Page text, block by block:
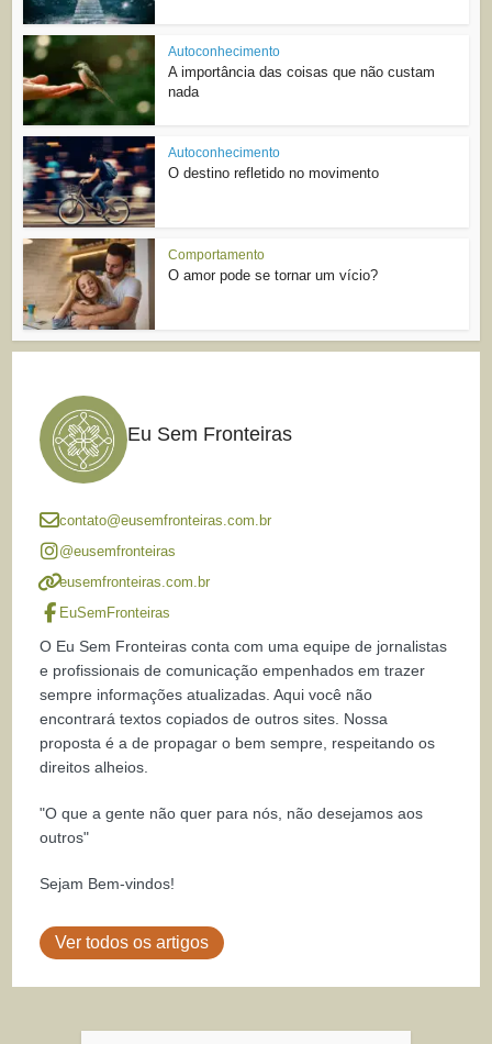
Autoconhecimento
A importância das coisas que não custam
nada
Autoconhecimento
O destino refletido no movimento
Comportamento
O amor pode se tornar um vício?
Eu Sem Fronteiras
contato@eusemfronteiras.com.br
@eusemfronteiras
eusemfronteiras.com.br
EuSemFronteiras
O Eu Sem Fronteiras conta com uma equipe de jornalistas
e profissionais de comunicação empenhados em trazer
sempre informações atualizadas. Aqui você não
encontrará textos copiados de outros sites. Nossa
proposta é a de propagar o bem sempre, respeitando os
direitos alheios.
"O que a gente não quer para nós, não desejamos aos
outros"
Sejam Bem-vindos!
Ver todos os artigos